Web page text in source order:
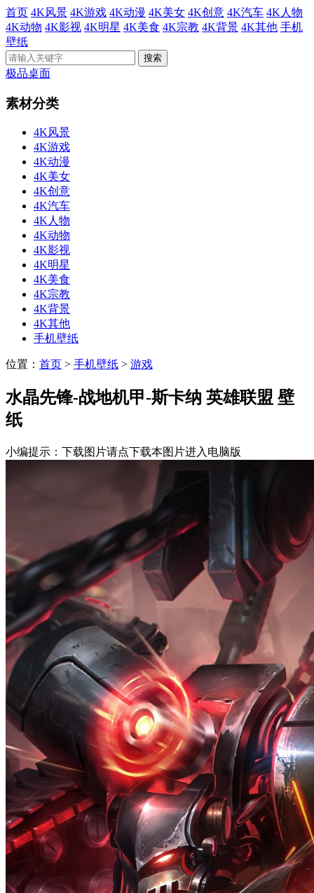
首页 4K风景 4K游戏 4K动漫 4K美女 4K创意 4K汽车 4K人物
4K动物 4K影视 4K明星 4K美食 4K宗教 4K背景 4K其他 手机
壁纸
极品桌面
素材分类
4K风景
4K游戏
4K动漫
4K美女
4K创意
4K汽车
4K人物
4K动物
4K影视
4K明星
4K美食
4K宗教
4K背景
4K其他
手机壁纸
位置： 首页 > 手机壁纸 > 游戏
水晶先锋-战地机甲-斯卡纳 英雄联盟 壁
纸
小编提示：下载图片请点下载本图片进入电脑版